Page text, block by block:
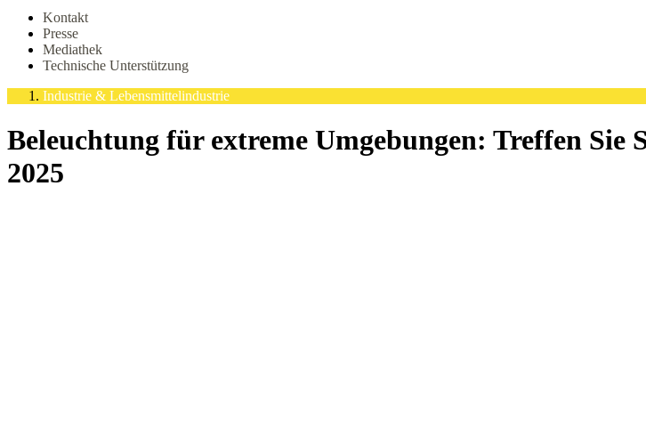
Kontakt
Presse
Mediathek
Technische Unterstützung
Industrie & Lebensmittelindustrie
Beleuchtung für extreme Umgebungen: Treffen
2025